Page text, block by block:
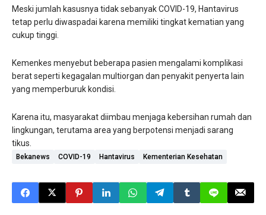
Meski jumlah kasusnya tidak sebanyak COVID-19, Hantavirus
tetap perlu diwaspadai karena memiliki tingkat kematian yang
cukup tinggi.
Kemenkes menyebut beberapa pasien mengalami komplikasi
berat seperti kegagalan multiorgan dan penyakit penyerta lain
yang memperburuk kondisi.
Karena itu, masyarakat diimbau menjaga kebersihan rumah dan
lingkungan, terutama area yang berpotensi menjadi sarang
tikus.
Bekanews COVID-19 Hantavirus Kementerian Kesehatan